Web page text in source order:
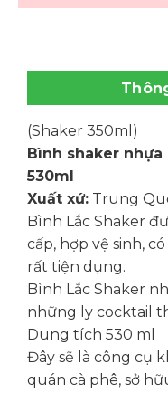
(Shaker 350ml)
Bình shaker
530ml
Xuất xứ:Trung
Bình Lắc Shaker
cấp, hợp vệ sinh,
rất tiện dụng.
Bình Lắc Shaker
những ly cocktail
Dung tích 530 ml
Đây sẽ là công cụ
quán cà phê, sở